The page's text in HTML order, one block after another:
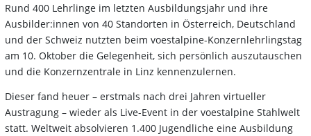
Rund 400 Lehrlinge im letzten Ausbildungsjahr und ihre
Ausbilder:innen von 40 Standorten in Österreich, Deutschland
und der Schweiz nutzten beim voestalpine-Konzernlehrlingstag
am 10. Oktober die Gelegenheit, sich persönlich auszutauschen
und die Konzernzentrale in Linz kennenzulernen.
Dieser fand heuer – erstmals nach drei Jahren virtueller
Austragung – wieder als Live-Event in der voestalpine Stahlwelt
statt. Weltweit absolvieren 1.400 Jugendliche eine Ausbildung